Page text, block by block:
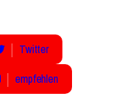
Twitter
empfehlen